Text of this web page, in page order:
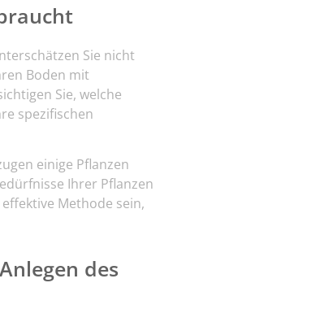
Sie nicht
Boden mit
Sie, welche
spezifischen
einige Pflanzen
Ihrer Pflanzen
Methode sein,
des